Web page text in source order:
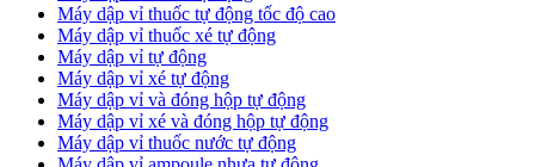
​Máy dập vỉ thuốc tự động tốc độ cao
Máy dập vỉ thuốc xé tự động
​Máy dập vỉ tự động
​Máy dập vỉ xé tự động
​Máy dập vỉ và đóng hộp tự động
​Máy dập vỉ xé và đóng hộp tự động
​Máy dập vỉ thuốc nước tự động